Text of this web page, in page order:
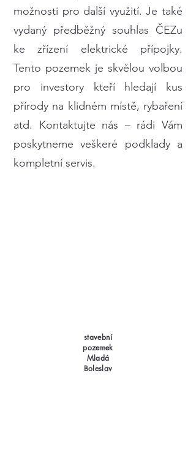
možnosti pro další využití. Je také
vydaný předběžný souhlas ČEZu
ke zřízení elektrické přípojky.
Tento pozemek je skvělou volbou
pro investory kteří hledají kus
přírody na klidném místě, rybaření
atd. Kontaktujte nás – rádi Vám
poskytneme veškeré podklady a
kompletní servis.
stavební
pozemek
Mladá
Boleslav